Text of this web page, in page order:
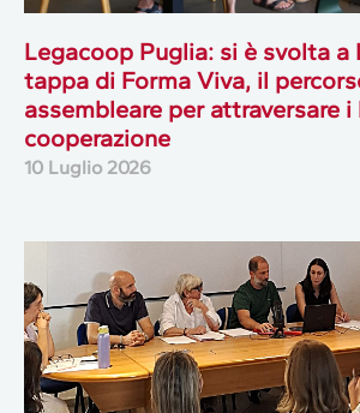
Legacoop Puglia: si è svolta a
tappa di Forma Viva, il
assembleare per attraversare
cooperazione
10 Luglio 2026